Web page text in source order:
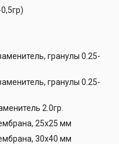
гранулы 0.25-
гранулы 0.25-
2.0гр.
25х25 мм
30х40 мм